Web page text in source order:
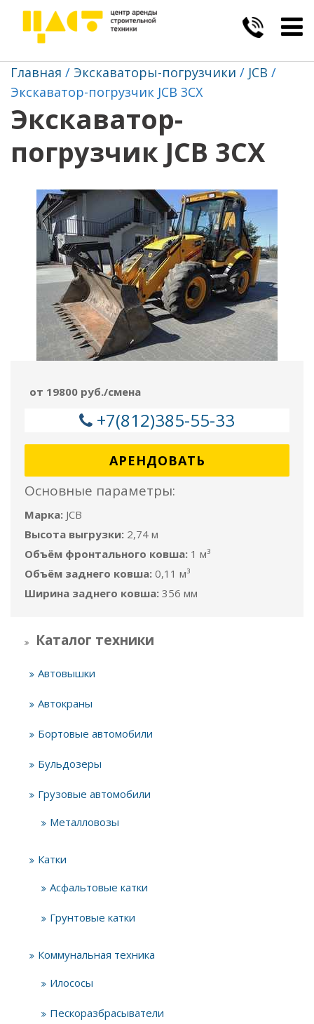
Главная Экскаваторы-погрузчики
JCB
Экскаватор-погрузчик JCB 3CX
Экскаватор-
погрузчик JCB 3CX
от 19800 руб./смена
+7(812)385-55-33
АРЕНДОВАТЬ
Основные параметры:
Марка: JCB
Высота выгрузки: 2,74 м
Объём фронтального ковша: 1 м³
Объём заднего ковша: 0,11 м³
Ширина заднего ковша: 356 мм
Каталог техники
Автовышки
Автокраны
Бортовые автомобили
Бульдозеры
Грузовые автомобили
Металловозы
Катки
Асфальтовые катки
Грунтовые катки
Коммунальная техника
Илососы
Пескоразбрасыватели